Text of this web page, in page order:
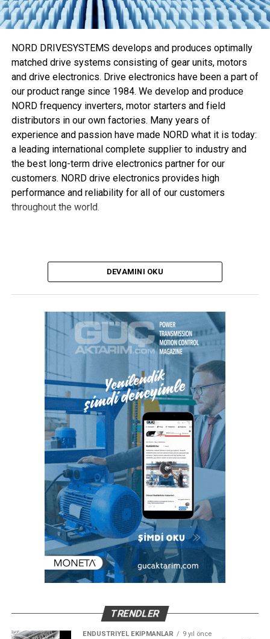
Eaton’ın özel üretim Walterscheid M-R7 makinesi sızıntı
riski kadarWalring plus kurulumu için gerekli zamanı ve
boru şekillendirme süreçlerini otomatikleştirerek optimum
sistem performansı sağlamaya
, aynı zamanda gerekli tork ve dönüşü azaltmaya yardımcı
olur.
Kuenstel “Söz konusu kurulum davranışı ve performans
olduğundaWalring plusikisini de karşılıyor,” diye ekliyor.
“Günümüzde müşteriler daha hafif ve kompakt ekipman
tercih ediyor, bu yüzden daha fazla mekanik mukavemeti
olan ince çeperli borular hidrolik uygulamalarda giderek
popülerlik kazanıyor. Optimize edilmiş kesme kenarı
artırıp akış oranlarını azaltan ilave bileziğe ihtiyaç
duyulmadan ince çeperli boruların güvenli kurulumunu
sağlar.”
NORD DRIVESYSTEMS develops and produces optimally
matched drive systems consisting of gear units, motors
and drive electronics. Drive electronics have been a part of
our product range since 1984. We develop and produce
NORD frequency inverters, motor starters and field
distributors in our own factories. Many years of
experience and passion have made NORD what it is today:
a leading international complete supplier to industry and
the best long-term drive electronics partner for our
customers. NORD drive electronics provides high
performance and reliability for all of our customers
throughout the world.
DEVAMINI OKU
TRENDLER
ENDÜSTRIYEL EKIPMANLAR 9 yıl önce